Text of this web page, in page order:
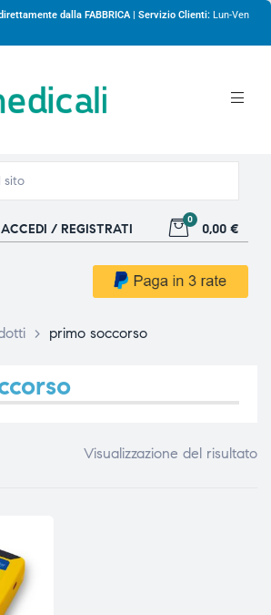
dalla FABBRICA | Servizio Clienti: Lun-Ven
ACCEDI / REGISTRATI
0
0,00 €
> primo soccorso
Visualizzazione del risultato